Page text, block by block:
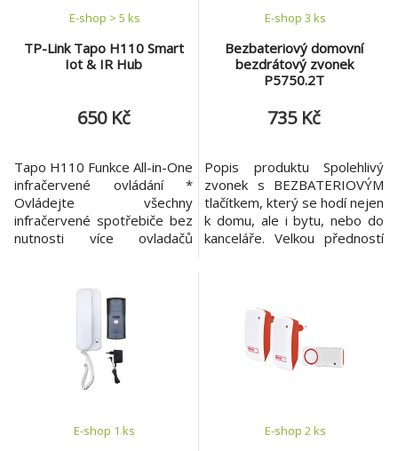
TP-Link Tapo H110 Smart
Iot & IR Hub
E-shop > 5 ks
650 Kč
Tapo H110 Funkce All-in-One
infračervené ovládání *
Ovládejte všechny
infračervené spotřebiče bez
nutnosti více ovladačů
více než 8 000 značek včetně
starších modelů, databáze
aktualizována každé 3 měsíce
Ovládání hlasem bez použití
rukou * Ovládejte pomocí
Siri, Alexa nebo Goog
Bezbateriový domovní
bezdrátový zvonek
P5750.2T
E-shop 3 ks
735 Kč
Popis produktu Spolehlivý
zvonek s BEZBATERIOVÝM
tlačítkem, který se hodí nejen
k domu, ale i bytu, nebo do
kanceláře. Velkou předností
bezbateriové, ušetřené
náklady za baterii.
Nejdůležitější parametry
dosah tlačítka 150 m
E-shop 1 ks E-shop 2 ks